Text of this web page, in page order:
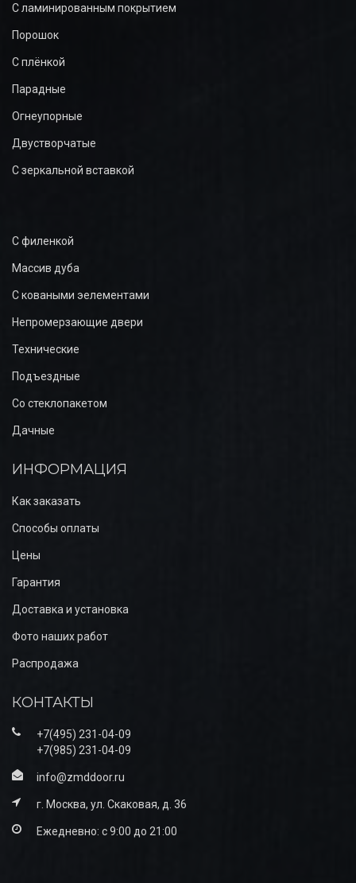
С ламинированным покрытием
Порошок
С плёнкой
Парадные
Огнеупорные
Двустворчатые
С зеркальной вставкой
С филенкой
Массив дуба
С коваными эелементами
Непромерзающие двери
Технические
Подъездные
Со стеклопакетом
Дачные
ИНФОРМАЦИЯ
Как заказать
Способы оплаты
Цены
Гарантия
Доставка и установка
Фото наших работ
Распродажа
КОНТАКТЫ
+7(495) 231-04-09
+7(985) 231-04-09
info@zmddoor.ru
г. Москва, ул. Скаковая, д. 36
Ежедневно: с 9:00 до 21:00